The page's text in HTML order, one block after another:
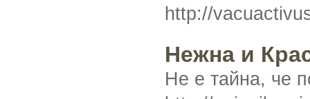
http://
Нежна и
Не е тайна, че